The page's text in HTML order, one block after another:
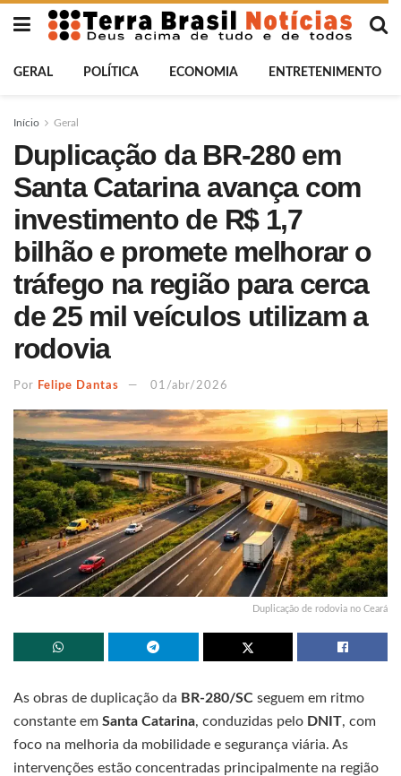
GERAL POLÍTICA ECONOMIA ENTRETENIMENTO
Início Geral
Duplicação da BR-280 em
Santa Catarina avança com
investimento de R$ 1,7
bilhão e promete melhorar o
tráfego na região para cerca
de 25 mil veículos utilizam a
rodovia
Por Felipe Dantas 01/abr/2026
Duplicação de rodovia no Ceará
As obras de duplicação da BR-280/SC seguem em ritmo
constante em Santa Catarina, conduzidas pelo DNIT, com
foco na melhoria da mobilidade e segurança viária. As
intervenções estão concentradas principalmente na região